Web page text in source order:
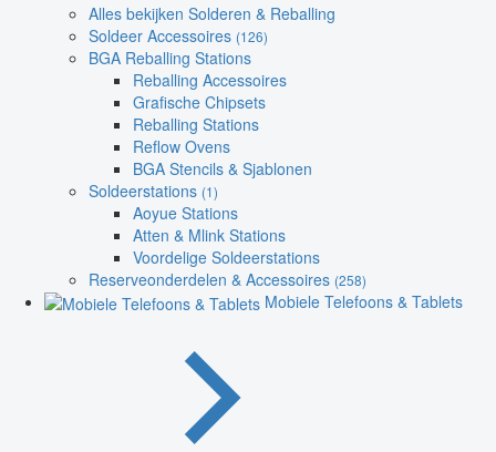
Alles bekijken Solderen & Reballing
Soldeer Accessoires (126)
BGA Reballing Stations
Reballing Accessoires
Grafische Chipsets
Reballing Stations
Reflow Ovens
BGA Stencils & Sjablonen
Soldeerstations (1)
Aoyue Stations
Atten & Mlink Stations
Voordelige Soldeerstations
Reserveonderdelen & Accessoires (258)
Mobiele Telefoons & Tablets